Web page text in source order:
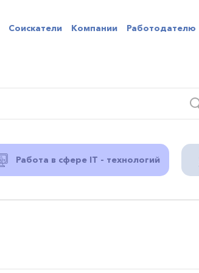
Соискатели Компании Работодателю
Работа в сфере IT - технологий